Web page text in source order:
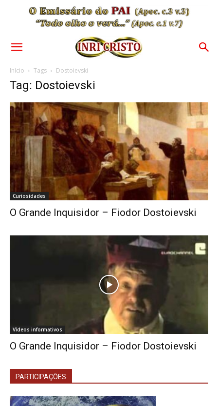
Início Tags Dostoievski
Tag: Dostoievski
Curiosidades
O Grande Inquisidor – Fiodor Dostoievski
Vídeos informativos
O Grande Inquisidor – Fiodor Dostoievski
PARTICIPAÇÕES